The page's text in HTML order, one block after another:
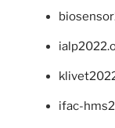
ifac-